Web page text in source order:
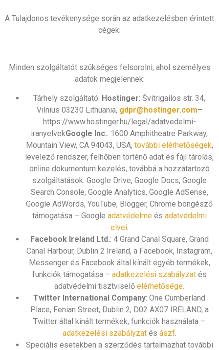
A Tulajdonos tevékenysége során az adatkezelésben érintett
cégek:
Minden szolgáltatót szükséges felsorolni, ahol személyes
adatok megjelennek:
Tárhely szolgáltató: Hostinger: Švitrigailos str. 34,
Vilnius 03230 Lithuania, gdpr@hostinger.com–
https://www.hostinger.hu/legal/adatvedelmi-
iranyelvekGoogle Inc.: 1600 Amphitheatre Parkway,
Mountain View, CA 94043, USA, további elérhetőségek,
levelező rendszer, felhőben történő adat és fájl tárolás,
online dokumentum kezelés, továbbá a hozzátartozó
szolgáltatások: Google Drive, Google Docs, Google
Search Console, Google Analytics, Google AdSense,
Google AdWords, YouTube, Blogger, Chrome böngésző
támogatása – Google adatvédelmeés adatvédelmi
elvei.
Facebook Ireland Ltd.: 4 Grand Canal Square, Grand
Canal Harbour, Dublin 2 Ireland, a Facebook, Instagram,
Messenger és Facebook által kínált egyéb termékek,
funkciók támogatása – adatkezelési szabályzatés
adatvédelmi tisztviselő elérhetősége.
Twitter International Company: One Cumberland
Place, Fenian Street, Dublin 2, D02 AX07 IRELAND, a
Twitter által kínált termékek, funkciók használata –
adatkezelési szabályzatés ászf.
Speciális esetekben a szerződés tartalmazhat további